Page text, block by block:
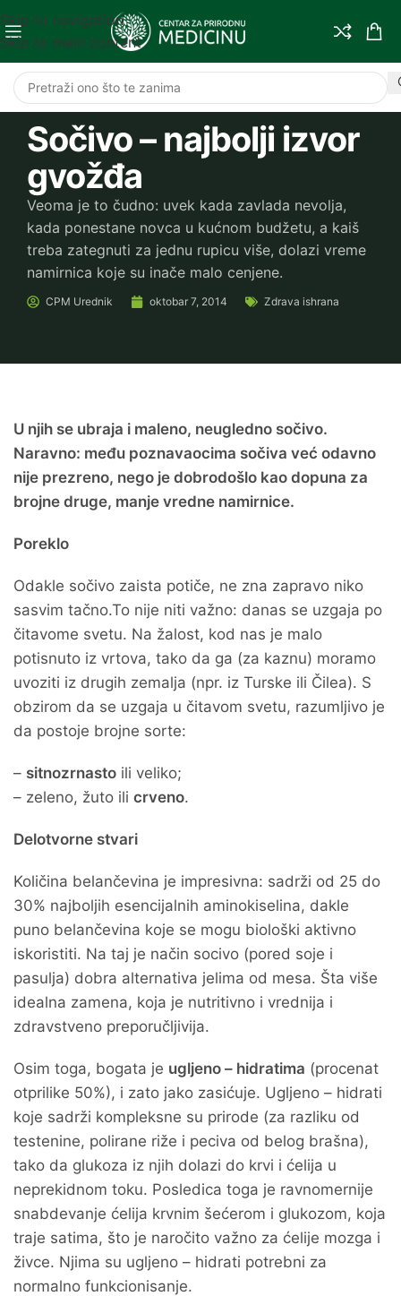
Skip to navigation
Skip to main content
Sočivo – najbolji izvor
gvožđa
Veoma je to čudno: uvek kada zavlada nevolja,
kada ponestane novca u kućnom budžetu, a kaiš
treba zategnuti za jednu rupicu više, dolazi vreme
namirnica koje su inače malo cenjene.
CPM Urednik oktobar 7, 2014 Zdrava ishrana
U njih se ubraja i maleno, neugledno sočivo.
Naravno: među poznavaocima sočiva već odavno
nije prezreno, nego je dobrodošlo kao dopuna za
brojne druge, manje vredne namirnice.
Poreklo
Odakle sočivo zaista potiče, ne zna zapravo niko
sasvim tačno.To nije niti važno: danas se uzgaja po
čitavome svetu. Na žalost, kod nas je malo
potisnuto iz vrtova, tako da ga (za kaznu) moramo
uvoziti iz drugih zemalja (npr. iz Turske ili Čilea). S
obzirom da se uzgaja u čitavom svetu, razumljivo je
da postoje brojne sorte:
– sitnozrnasto ili veliko;
– zeleno, žuto ili crveno.
Delotvorne stvari
Količina belančevina je impresivna: sadrži od 25 do
30% najboljih esencijalnih aminokiselina, dakle
puno belančevina koje se mogu biološki aktivno
iskoristiti. Na taj je način socivo (pored soje i
pasulja) dobra alternativa jelima od mesa. Šta više
idealna zamena, koja je nutritivno i vrednija i
zdravstveno preporučljivija.
Osim toga, bogata je ugljeno – hidratima (procenat
otprilike 50%), i zato jako zasićuje. Ugljeno – hidrati
koje sadrži kompleksne su prirode (za razliku od
testenine, polirane riže i peciva od belog brašna),
tako da glukoza iz njih dolazi do krvi i ćelija u
neprekidnom toku. Posledica toga je ravnomernije
snabdevanje ćelija krvnim šećerom i glukozom, koja
traje satima, što je naročito važno za ćelije mozga i
živce. Njima su ugljeno – hidrati potrebni za
normalno funkcionisanje.